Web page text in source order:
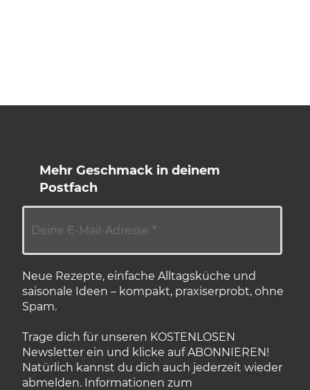
Mehr Geschmack in deinem
Postfach
Neue Rezepte, einfache Alltagsküche und
saisonale Ideen – kompakt, praxiserprobt, ohne
Spam.
Trage dich für unseren KOSTENLOSEN
Newsletter ein und klicke auf ABONNIEREN!
Natürlich kannst du dich auch jederzeit wieder
abmelden. Informationen zum